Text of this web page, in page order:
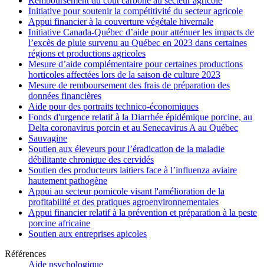
Initiative pour soutenir la compétitivité du secteur agricole
Appui financier à la couverture végétale hivernale
Initiative Canada-Québec d’aide pour atténuer les impacts de
l’excès de pluie survenu au Québec en 2023 dans certaines
régions et productions agricoles
Mesure d’aide complémentaire pour certaines productions
horticoles affectées lors de la saison de culture 2023
Mesure de remboursement des frais de préparation des
données financières
Aide pour des portraits technico-économiques
Fonds d'urgence relatif à la Diarrhée épidémique porcine, au
Delta coronavirus porcin et au Senecavirus A au Québec
Sauvagine
Soutien aux éleveurs pour l’éradication de la maladie
débilitante chronique des cervidés
Soutien des producteurs laitiers face à l’influenza aviaire
hautement pathogène
Appui au secteur pomicole visant l'amélioration de la
profitabilité et des pratiques agroenvironnementales
Appui financier relatif à la prévention et préparation à la peste
porcine africaine
Soutien aux entreprises apicoles
Références
Aide psychologique